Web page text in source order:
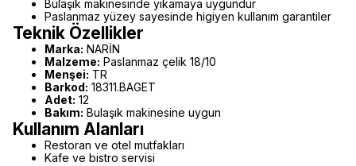
Bulaşık makinesinde yıkamaya uygundur
Paslanmaz yüzey sayesinde higiyen kullanım garantiler
Teknik Özellikler
Marka: NARİN
Malzeme: Paslanmaz çelik 18/10
Menşei: TR
Barkod: 18311.BAGET
Adet: 12
Bakım: Bulaşık makinesine uygun
Kullanım Alanları
Restoran ve otel mutfakları
Kafe ve bistro servisi